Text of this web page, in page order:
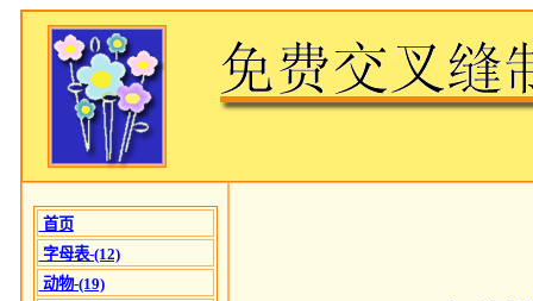
首页
字母表-(12)
动物-(19)